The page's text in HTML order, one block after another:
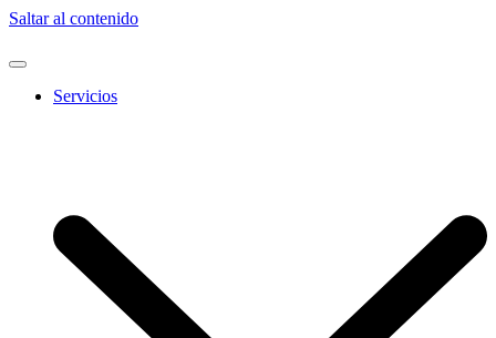
Saltar al contenido
Servicios